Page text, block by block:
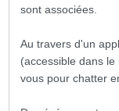
sont associées.
Au travers d'un
(accessible dans
vous pour chatter